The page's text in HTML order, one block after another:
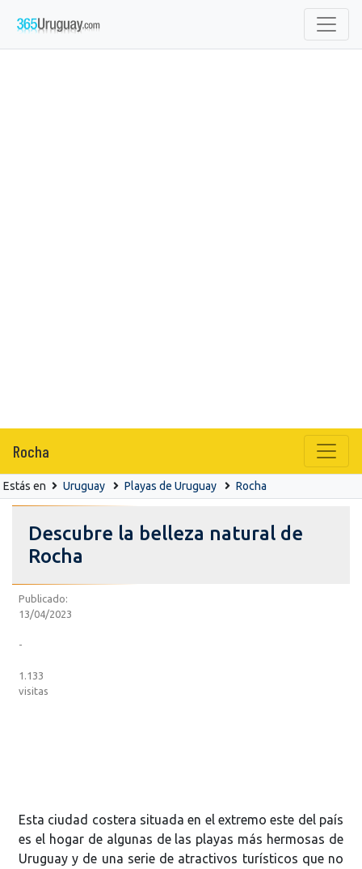
Rocha
Estás en Uruguay Playas de Uruguay Rocha
Descubre la belleza natural de
Rocha
Publicado:
13/04/2023
-
1.133
visitas
Esta ciudad costera situada en el extremo este del país
es el hogar de algunas de las playas más hermosas de
Uruguay y de una serie de atractivos turísticos que no